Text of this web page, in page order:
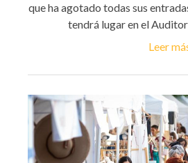
que ha agotado todas sus
tendrá lugar en el
Leer